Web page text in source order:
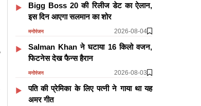
Bigg Boss 20 की रिलीज डेट का ऐलान,
इस दिन आएगा सलमान का शोर
मनोरंजन 2026-08-04
Salman Khan ने घटाया 16 किलो वजन,
फिटनेस देख फैन्स हैरान
मनोरंजन 2026-08-03
पति की प्रेमिका के लिए पत्नी ने गाया था यह
अमर गीत